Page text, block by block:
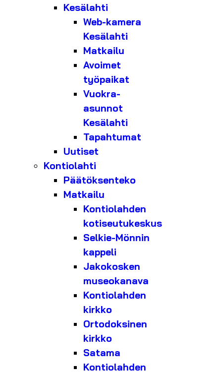
Kesälahti
Web-kamera
Kesälahti
Matkailu
Avoimet
työpaikat
Vuokra-
asunnot
Kesälahti
Tapahtumat
Uutiset
Kontiolahti
Päätöksenteko
Matkailu
Kontiolahden
kotiseutukeskus
Selkie-Mönnin
kappeli
Jakokosken
museokanava
Kontiolahden
kirkko
Ortodoksinen
kirkko
Satama
Kontiolahden